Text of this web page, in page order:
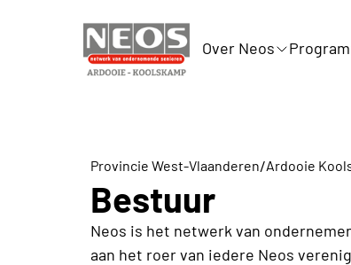
Over Neos
Provincie West-Vlaanderen/Ardooie
Bestuur
Neos is het netwerk van
aan het roer van iedere Neos